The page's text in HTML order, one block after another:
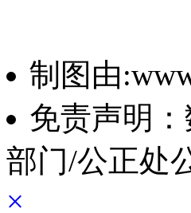
制图由
免责声明
部门/公正处
×